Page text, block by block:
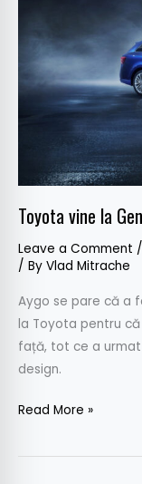
Toyota vine la
Leave a Comment /
/ By Vlad Mitrache
Aygo se pare că a
la Toyota pentru
față, tot ce a
design.
cu
facelift
pentru
Read More »